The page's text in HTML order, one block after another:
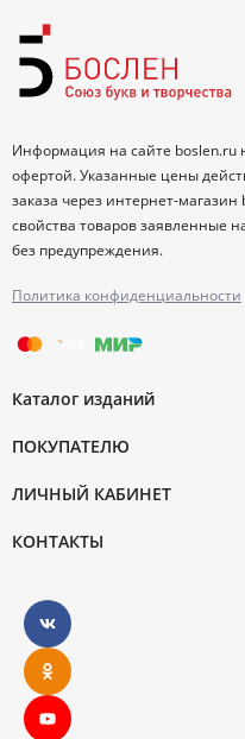
Информация на сайте boslen.ru
офертой. Указанные цены
заказа через интернет-
свойства товаров заявленные
без предупреждения.
Политика конфиденциальности
Каталог изданий
ПОКУПАТЕЛЮ
ЛИЧНЫЙ КАБИНЕТ
КОНТАКТЫ